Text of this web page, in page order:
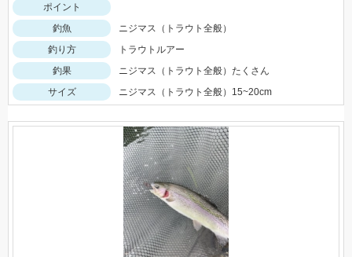
ポイント
釣魚
ニジマス（トラウト全般）
釣り方
トラウトルアー
釣果
ニジマス（トラウト全般）たくさん
サイズ
ニジマス（トラウト全般）15~20cm